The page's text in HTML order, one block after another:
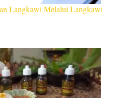
Langkawi Melalui Langkawi